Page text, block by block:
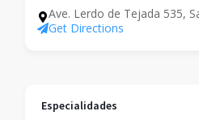
Ave. Lerdo de Tejada 535,
Get Directions
Especialidades